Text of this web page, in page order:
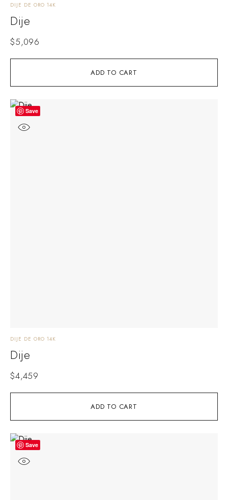
ADD TO CART
DIJE DE ORO 14K
Dije
$5,096
Save
ADD TO CART
DIJE DE ORO 14K
Dije
$4,459
Save